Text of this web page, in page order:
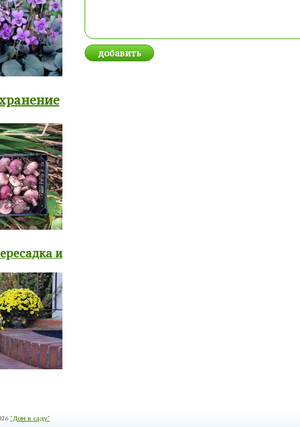
и
"Дом в саду"